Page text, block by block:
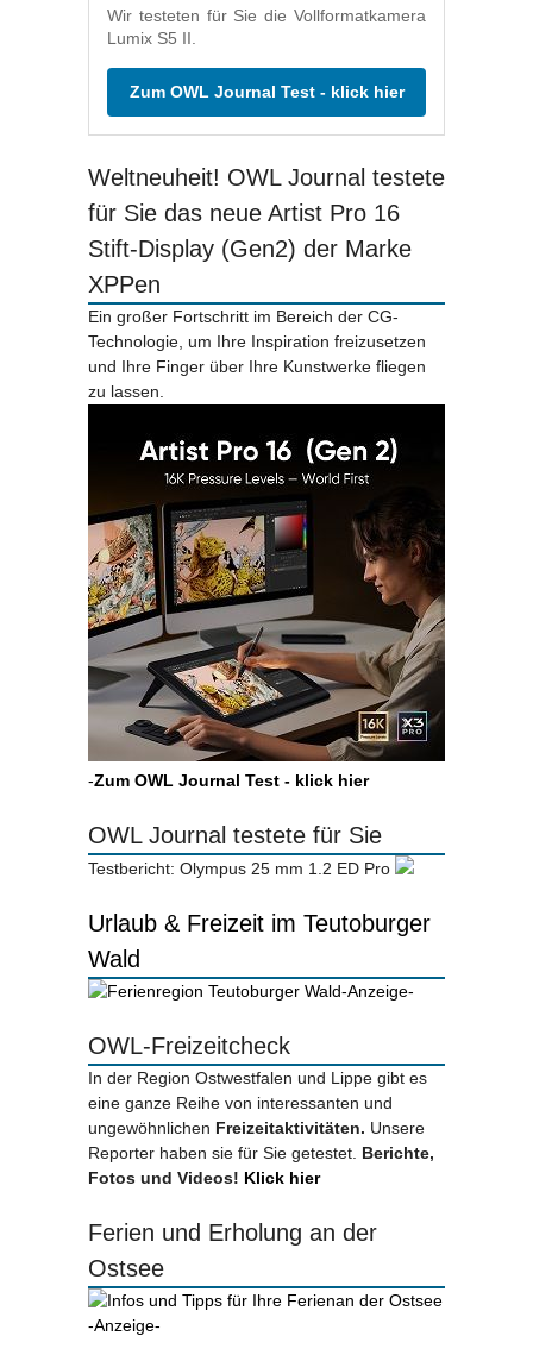
Wir testeten für Sie die Vollformatkamera
Lumix S5 II.
Zum OWL Journal Test - klick hier
Weltneuheit! OWL Journal testete
für Sie das neue Artist Pro 16
Stift-Display (Gen2) der Marke
XPPen
Ein großer Fortschritt im Bereich der CG-
Technologie, um Ihre Inspiration freizusetzen
und Ihre Finger über Ihre Kunstwerke fliegen
zu lassen.
-Zum OWL Journal Test - klick hier
OWL Journal testete für Sie
Testbericht: Olympus 25 mm 1.2 ED Pro
Urlaub & Freizeit im Teutoburger
Wald
-Anzeige-
OWL-Freizeitcheck
In der Region Ostwestfalen und Lippe gibt es
eine ganze Reihe von interessanten und
ungewöhnlichen Freizeitaktivitäten. Unsere
Reporter haben sie für Sie getestet. Berichte,
Fotos und Videos! Klick hier
Ferien und Erholung an der
Ostsee
-Anzeige-